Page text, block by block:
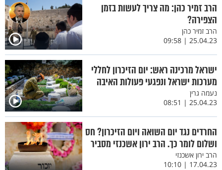
הרב זמיר כהן: מה צריך לעשות בזמן
הצפירה?
הרב זמיר כהן
25.04.23 | 09:58
ישראל מרכינה ראש: יום הזיכרון לחללי
מערכות ישראל ונפגעי פעולות האיבה
נעמה גרין
25.04.23 | 08:51
החרדים נגד יום השואה ויום הזיכרון? חס
ושלום לומר כך. הרב ירון אשכנזי מסביר
הרב ירון אשכנזי
17.04.23 | 10:10